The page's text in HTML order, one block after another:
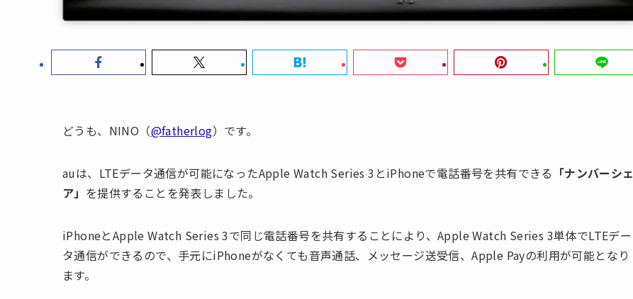
どうも、NINO（@fatherlog）です。
auは、LTEデータ通信が可能になったApple Watch Series 3とiPhoneで電話番号を共有できる 「ナンバーシェ
ア」 を提供することを発表しました。
iPhoneとApple Watch Series 3で同じ電話番号を共有することにより、Apple Watch Series 3単体でLTEデー
タ通信ができるので、手元にiPhoneがなくても音声通話、メッセージ送受信、Apple Payの利用が可能となり
ます。